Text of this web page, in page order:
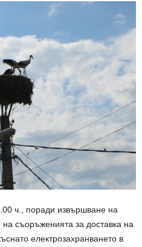
ч., поради извършване на
съоръженията за доставка на
електрозахранването в